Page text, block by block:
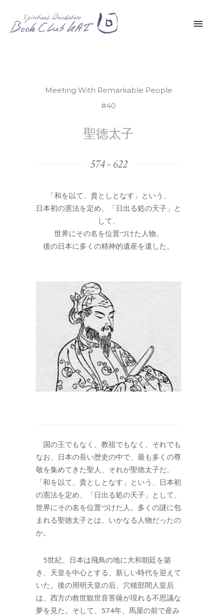
Meeting With Remarkable People
#40
聖徳太子
574 - 622
「和を以て、貴としとなす」という、
日本初の憲法を定め、「日出る処の天子」と
して、
世界にその名を位置づけた人物。
後の日本に多くの精神的遺産を遺した。
国の王でもなく、教祖でもなく、それでも
なお、日本の長い歴史の中で、最も多くの尊
敬を集めてきた聖人、それが聖徳太子だ。
「和を以て、貴としとなす」という、日本初
の憲法を定め、「日出る処の天子」として、
世界にその名を位置づけた人。多くの謎に包
まれる聖徳太子とは、いかなる人物だったの
か。
5世紀、日本は飛鳥の地に大和朝廷を築
き、天皇を中心とする、新しい時代を迎えて
いた。後の用明天皇の后、穴穂部間人皇后
は、西方の救世観世音菩薩が現れる不思議な
夢を見た。そして、574年、馬屋の前で産み